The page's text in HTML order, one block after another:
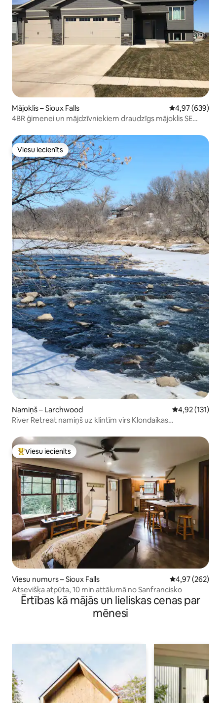
Mājoklis – Sioux Falls Vidējais
4,97 (639)
4BR ģimenei un mājdzīvniekiem draudzīgs mājoklis SE
Viesu iecienīts
Viesu iecienīts
Namiņš – Larchwood Vidējais
4,92 (131)
River Retreat namiņš uz klintīm virs Klondaikas
Populārs viesu iecienīts mājoklis
Viesu iecienīts
Viesu numurs – Sioux Falls Vidējais
4,97 (262)
Atsevišķa atpūta, 10 min attālumā no Sanfrancisko
Ērtības kā mājās un lieliskas cenas par
mēnesi